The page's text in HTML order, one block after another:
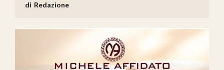
Redazione